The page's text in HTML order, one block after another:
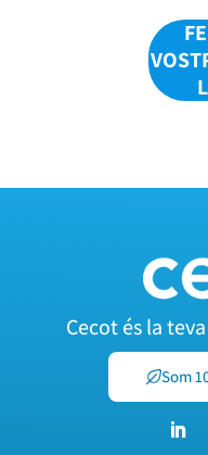
Cecot és la
Som